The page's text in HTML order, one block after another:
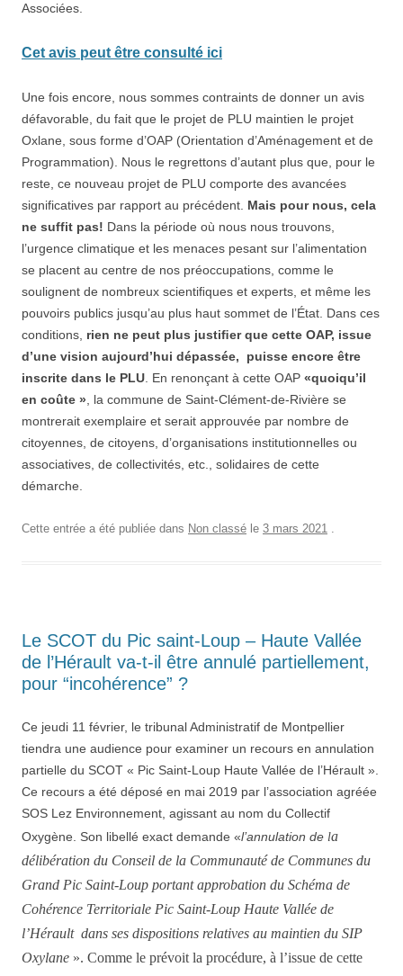
Associées.
Cet avis peut être consulté ici
Une fois encore, nous sommes contraints de donner un avis
défavorable, du fait que le projet de PLU maintien le projet
Oxlane, sous forme d’OAP (Orientation d’Aménagement et de
Programmation). Nous le regrettons d’autant plus que, pour le
reste, ce nouveau projet de PLU comporte des avancées
significatives par rapport au précédent. Mais pour nous, cela
ne suffit pas! Dans la période où nous nous trouvons,
l’urgence climatique et les menaces pesant sur l’alimentation
se placent au centre de nos préoccupations, comme le
soulignent de nombreux scientiﬁques et experts, et même les
pouvoirs publics jusqu’au plus haut sommet de l’État. Dans ces
conditions, rien ne peut plus justiﬁer que cette OAP, issue
d’une vision aujourd’hui dépassée, puisse encore être
inscrite dans le PLU . En renonçant à cette OAP «quoiqu’il
en coûte » , la commune de Saint-Clément-de-Rivière se
montrerait exemplaire et serait approuvée par nombre de
citoyennes, de citoyens, d’organisations institutionnelles ou
associatives, de collectivités, etc., solidaires de cette
démarche.
Cette entrée a été publiée dans Non classé le 3 mars 2021 .
Le SCOT du Pic saint-Loup – Haute Vallée
de l’Hérault va-t-il être annulé partiellement,
pour “incohérence” ?
Ce jeudi 11 février, le tribunal Administratif de Montpellier
tiendra une audience pour examiner un recours en annulation
partielle du SCOT « Pic Saint-Loup Haute Vallée de l’Hérault ».
Ce recours a été déposé en mai 2019 par l’association agréée
SOS Lez Environnement, agissant au nom du Collectif
Oxygène. Son libellé exact demande «l’annulation de la
délibération du Conseil de la Communauté de Communes du
Grand Pic Saint-Loup portant approbation du Schéma de
Cohérence Territoriale Pic Saint-Loup Haute Vallée de
l’Hérault dans ses dispositions relatives au maintien du SIP
Oxylane ». Comme le prévoit la procédure, à l’issue de cette